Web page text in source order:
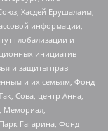
Хасдей Ерушалаим,
информации,
глобализации и
инициатив
и защиты прав
и их семьям, Фонд
Сова, центр Анна,
Мемориал,
Гагарина, Фонд